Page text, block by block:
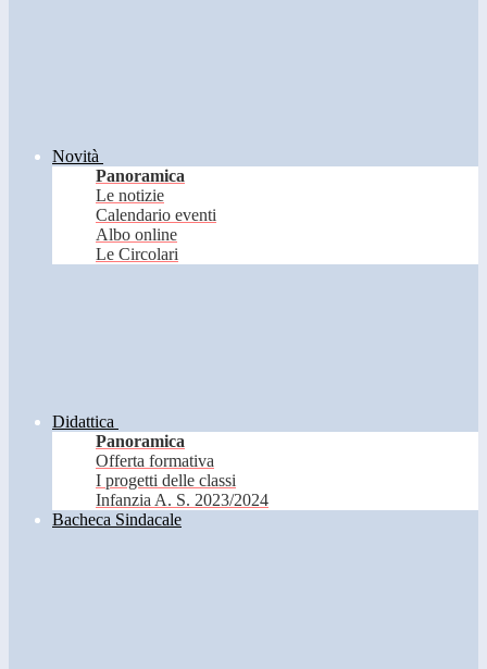
Novità
Panoramica
Le notizie
Calendario eventi
Albo online
Le Circolari
Didattica
Panoramica
Offerta formativa
I progetti delle classi
Infanzia A. S. 2023/2024
Bacheca Sindacale